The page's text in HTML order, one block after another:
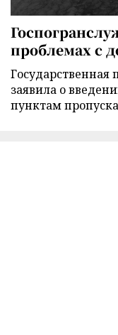
проблемах с
заявила о
пунктам